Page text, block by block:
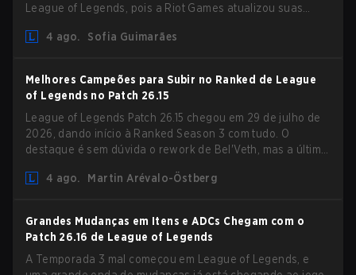
League of Legends, pois a Riot Games atualizou suas
removem várias restrições desatualizadas.
4 ago. Sofia Guimarães
Melhores Campeões para Subir no Ranked de League
of Legends no Patch 26.15
League of Legends Patch 26.15 chegou em 29 de julho de
2026, dando início à Ranked Season 3 com tudo. O
destaque é sem dúvida o rework de Bel'Veth, mas a última
necessárias em picks que estavam overperforming. Com
26.15.
4 ago. Martin Arévalo-Östberg
Grandes Mudanças em Itens e ADCs Chegam com o
Patch 26.16 de League of Legends
A Temporada 3 mal começou em League of Legends, e